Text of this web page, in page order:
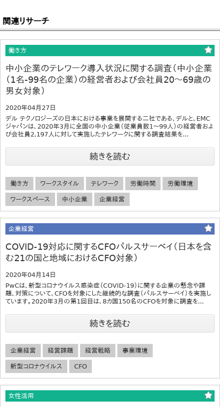
関連リサーチ
働き方
中小企業のテレワーク導入状況に関する調査（中小企業
（1名-99名の企業）の経営者および会社員20～69歳の
男女対象）
2020年04月27日
デル テクノロジーズの日本における事業を展開する二社である、デルと、EMC
ジャパンは、2020年3月に全国の中小企業（従業員数1～99人）の経営者およ
び会社員2,197人に対して実施したテレワークに関する調査結果を...
続きを読む
働き方 ワークスタイル テレワーク 労働時間 労働環境
ワークスペース 中小企業 企業経営
企業経営
COVID-19対応に関するCFOパルスサーベイ（日本を含
む21の国と地域におけるCFO対象）
2020年04月14日
PwCは、新型コロナウイルス感染症（COVID-19）に関する企業の懸念や課
題、対策について、CFOを対象にした継続的な調査（パルスサーベイ）を実施し
ています。2020年3月の第1回目は、8カ国150名のCFOを対象に調査を...
続きを読む
企業経営 経営課題 経営戦略 事業環境
新型コロナウイルス CFO
女性活用